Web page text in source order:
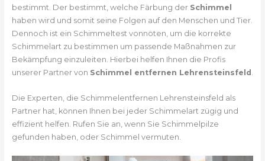
bestimmt. Der bestimmt, welche Färbung der Schimmel
haben wird und somit seine Folgen auf den Menschen und Tier.
Dennoch ist ein Schimmeltest vonnöten, um die korrekte
Schimmelart zu bestimmen um passende Maßnahmen zur
Bekämpfung einzuleiten. Hierbei helfen Ihnen die Profis
unserer Partner von Schimmel entfernen Lehrensteinsfeld .
Die Experten, die Schimmelentfernen Lehrensteinsfeld als
Partner hat, können Ihnen bei jeder Schimmelart zügig und
effizient helfen. Rufen Sie an, wenn Sie Schimmelpilze
gefunden haben, oder Schimmel vermuten.